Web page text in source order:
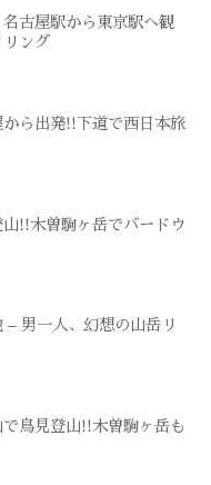
名古屋駅から東京駅へ観
ング
から出発!!下道で西日本旅
!!木曽駒ヶ岳でバードウ
– 男一人、幻想の山岳リ
で鳥見登山!!木曽駒ヶ岳も